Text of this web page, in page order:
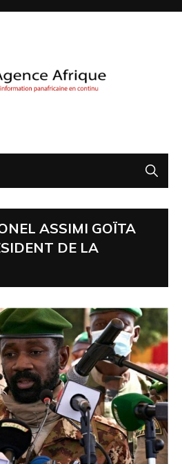
ASSIMI GOÏTA
DE LA